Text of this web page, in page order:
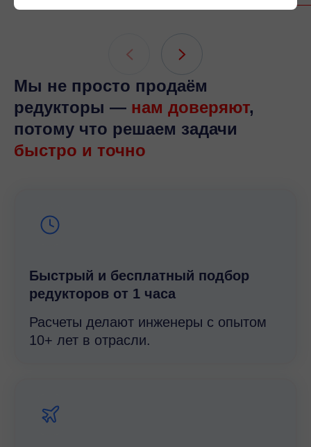
Мы не просто продаём
редукторы — нам доверяют,
потому что решаем задачи
быстро и точно
Быстрый и беcплатный подбор
редукторов от 1 часа
Расчеты делают инженеры с опытом
10+ лет в отрасли.